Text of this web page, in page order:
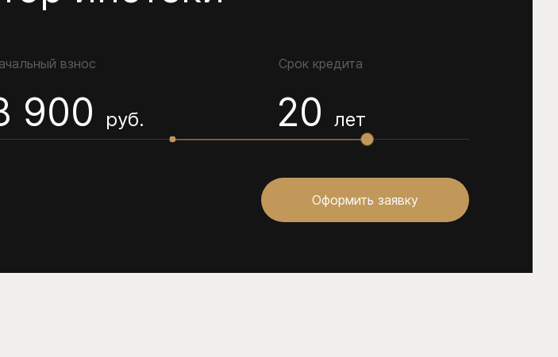
взнос
900 руб.
Срок кредита
20 лет
Оформить заявку